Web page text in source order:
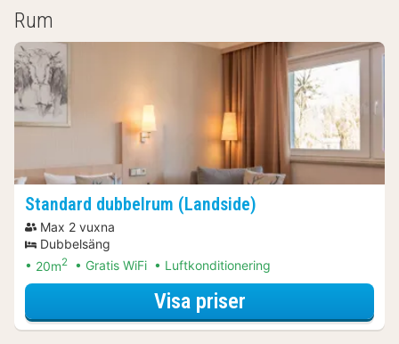
Rum
Standard dubbelrum (Landside)
Max 2 vuxna
Dubbelsäng
20m2 Gratis WiFi Luftkonditionering
Visa priserför Standard